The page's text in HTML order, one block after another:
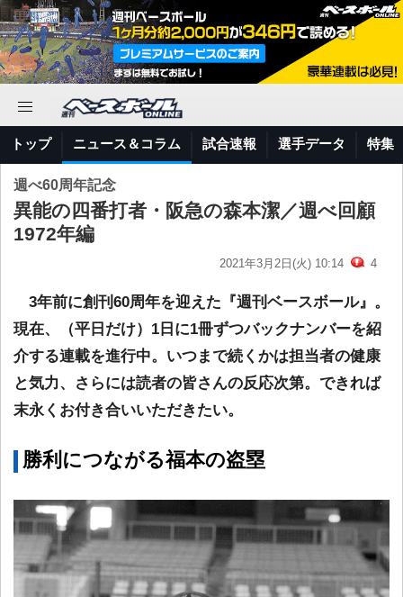
トップ ニュース＆コラム 試合速報 選手データ 特集
週べ60周年記念
異能の四番打者・阪急の森本潔／週べ回顧
1972年編
2021年3月2日(火) 10:14 4
3年前に創刊60周年を迎えた『週刊ベースボール』。
現在、（平日だけ）1日に1冊ずつバックナンバーを紹
介する連載を進行中。いつまで続くかは担当者の健康
と気力、さらには読者の皆さんの反応次第。できれば
末永くお付き合いいただきたい。
勝利につながる福本の盗塁